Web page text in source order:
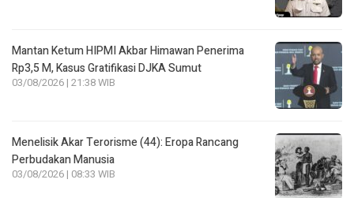
Mantan Ketum HIPMI Akbar Himawan Penerima
Rp3,5 M, Kasus Gratifikasi DJKA Sumut
03/08/2026 | 21:38 WIB
Menelisik Akar Terorisme (44): Eropa Rancang
Perbudakan Manusia
03/08/2026 | 08:33 WIB